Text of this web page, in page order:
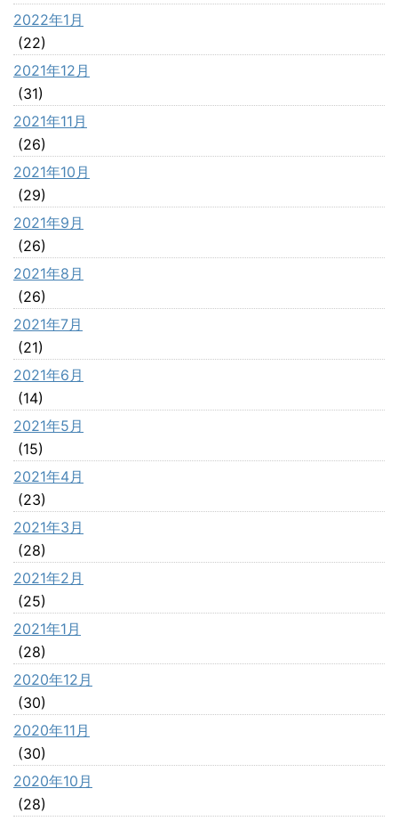
2022年1月
(22)
2021年12月
(31)
2021年11月
(26)
2021年10月
(29)
2021年9月
(26)
2021年8月
(26)
2021年7月
(21)
2021年6月
(14)
2021年5月
(15)
2021年4月
(23)
2021年3月
(28)
2021年2月
(25)
2021年1月
(28)
2020年12月
(30)
2020年11月
(30)
2020年10月
(28)